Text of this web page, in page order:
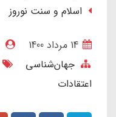
اسلام و سنت نوروز
جهان‌شناسی
اعتقادات